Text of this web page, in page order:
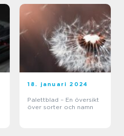
18. januari 2024
Palettblad – En översikt
över sorter och namn